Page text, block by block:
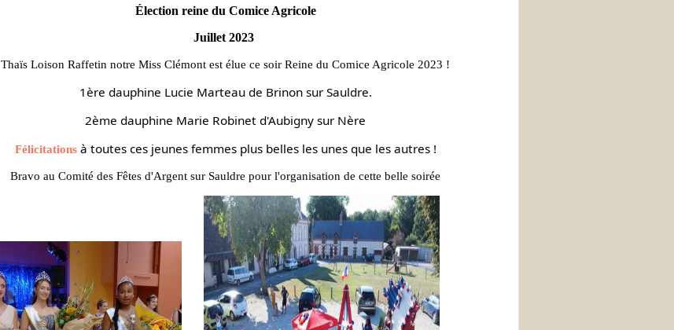
Élection reine du Comice Agricole
Juillet 2023
Thaïs Loison Raffetin notre Miss Clémont est élue ce soir Reine du Comice Agricole 2023 !
1ère dauphine Lucie Marteau de Brinon sur Sauldre.
2ème dauphine Marie Robinet d'Aubigny sur Nère
Félicitations à toutes ces jeunes femmes plus belles les unes que les autres !
Bravo au Comité des Fêtes d'Argent sur Sauldre pour l'organisation de cette belle soirée